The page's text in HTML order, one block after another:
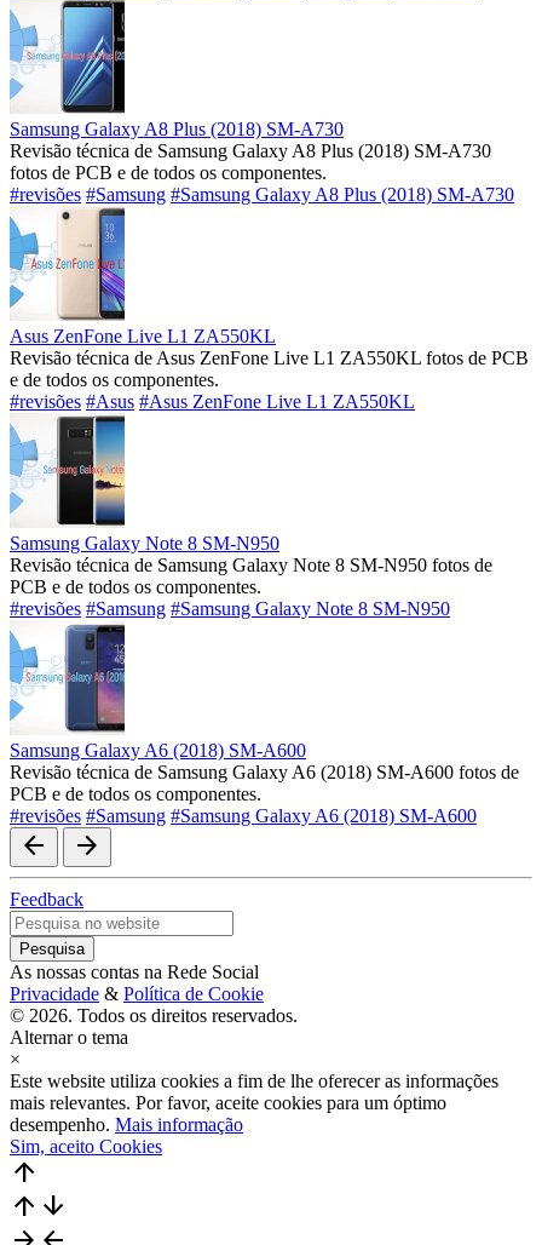
Samsung Galaxy A8 Plus (2018) SM-A730
Revisão técnica de Samsung Galaxy A8 Plus (2018) SM-A730
fotos de PCB e de todos os componentes.
#revisões #Samsung #Samsung Galaxy A8 Plus (2018) SM-A730
Asus ZenFone Live L1 ZA550KL
Revisão técnica de Asus ZenFone Live L1 ZA550KL fotos de PCB
e de todos os componentes.
#revisões #Asus #Asus ZenFone Live L1 ZA550KL
Samsung Galaxy Note 8 SM-N950
Revisão técnica de Samsung Galaxy Note 8 SM-N950 fotos de
PCB e de todos os componentes.
#revisões #Samsung #Samsung Galaxy Note 8 SM-N950
Samsung Galaxy A6 (2018) SM-A600
Revisão técnica de Samsung Galaxy A6 (2018) SM-A600 fotos de
PCB e de todos os componentes.
#revisões #Samsung #Samsung Galaxy A6 (2018) SM-A600
arrow_back arrow_forward
Feedback
As nossas contas na Rede Social
Privacidade & Política de Cookie
© 2026. Todos os direitos reservados.
Alternar o tema
×
Este website utiliza cookies a fim de lhe oferecer as informações
mais relevantes. Por favor, aceite cookies para um óptimo
desempenho. Mais informação
Sim, aceito Cookies
arrow_upward
arrow_upward arrow_downward